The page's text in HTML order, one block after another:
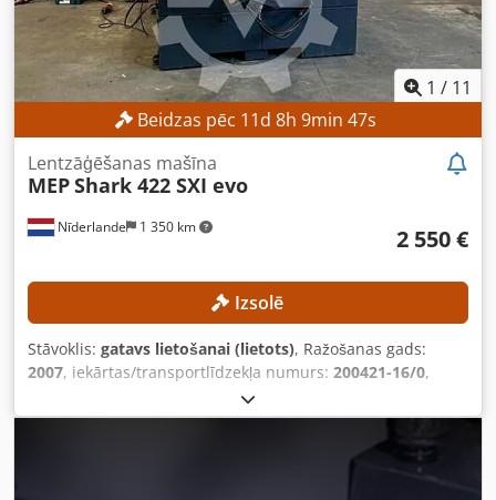
kakliņa gredzens, 1,0 litru pudeles) Piezīme: papildus
iekārtai, lai sāktu ražošanu, būs nepieciešams tikai
žāvētājs un dzesēšanas iekārta.
1 / 11
Beidzas pēc 11d 8h 9min 46s
Nīderlande 1 350 km
Lentzāģēšanas mašīna
MEPShark 422 SXI evo
2 550 €
Izsolē
Stāvoklis: gatavs lietošanai (lietots), Ražošanas gads:
2007, iekārtas/transportlīdzekļa numurs: 200421-16/0,
pilnībā funkcionāls
kg, zāģlentes garums:4 640 mm, lentes zāģa platums:34
Pusautomātisks Orientācija: Horizontāla Leņķa zāģēšana: Jā